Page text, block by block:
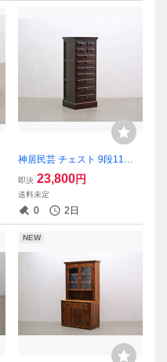
神居民芸 チェスト 9段11杯
箪笥 引き出し 収納 カバ材 北
海道 旭川 民芸家具/松本九州
レトロ/RET19187
即決 23,800円
送料未定
0 2日
NEW